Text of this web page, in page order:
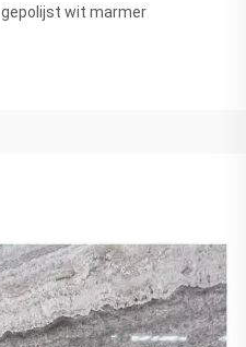
gepolijst wit marmer